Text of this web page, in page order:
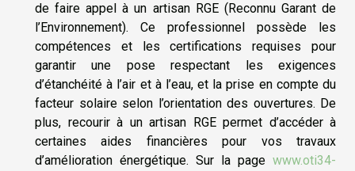
de faire appel à un artisan RGE (Reconnu Garant de
l’Environnement). Ce professionnel possède les
compétences et les certifications requises pour
garantir une pose respectant les exigences
d’étanchéité à l’air et à l’eau, et la prise en compte du
facteur solaire selon l’orientation des ouvertures. De
plus, recourir à un artisan RGE permet d’accéder à
certaines aides financières pour vos travaux
d’amélioration énergétique. Sur la page www.oti34-